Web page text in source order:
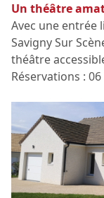
Un théâtre
Avec une entrée
Savigny Sur
théâtre
Réservations :